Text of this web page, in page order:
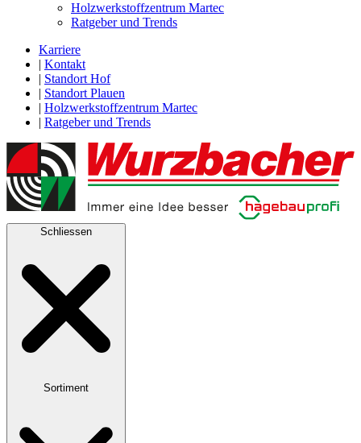
Holzwerkstoffzentrum Martec
Ratgeber und Trends
Karriere
| Kontakt
| Standort Hof
| Standort Plauen
| Holzwerkstoffzentrum Martec
| Ratgeber und Trends
Schliessen
Sortiment